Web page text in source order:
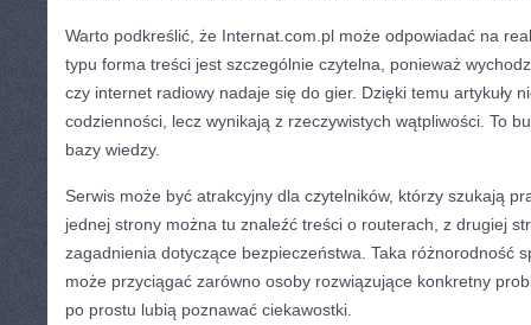
Warto podkreślić, że Internat.com.pl może odpowiadać na
typu forma treści jest szczególnie czytelna, ponieważ
czy internet radiowy nadaje się do gier. Dzięki temu artykuły
codzienności, lecz wynikają z rzeczywistych wątpliwości. To
bazy wiedzy.
Serwis może być atrakcyjny dla czytelników, którzy szukają
jednej strony można tu znaleźć treści o routerach, z drugiej
zagadnienia dotyczące bezpieczeństwa. Taka różnorodność
może przyciągać zarówno osoby rozwiązujące konkretny
po prostu lubią poznawać ciekawostki.